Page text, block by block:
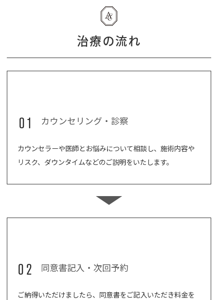
治療の流れ
01 カウンセリング・診察
カウンセラーや医師とお悩みについて相談し、施術内容や
リスク、ダウンタイムなどのご説明をいたします。
02 同意書記入・次回予約
ご納得いただけましたら、同意書をご記入いただき料金を